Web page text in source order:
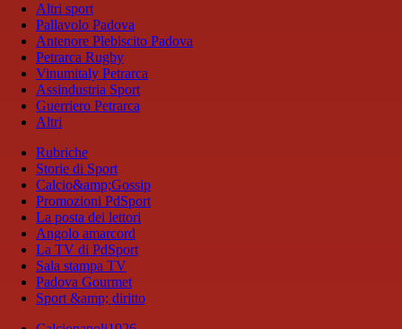
Altri sport
Pallavolo Padova
Antenore Plebiscito Padova
Petrarca Rugby
Vinumitaly Petrarca
Assindustria Sport
Guerriero Petrarca
Altri
Rubriche
Storie di Sport
Calcio&amp;Gossip
Promozioni PdSport
La posta dei lettori
Angolo amarcord
La TV di PdSport
Sala stampa TV
Padova Gourmet
Sport &amp; diritto